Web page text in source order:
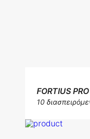
FORTIUS
10